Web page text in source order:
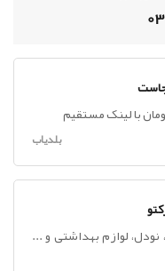
بلدیاب
لوازم بهداشتی و ...